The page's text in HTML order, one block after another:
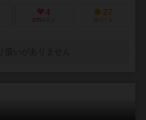
4
お気に入り
27
持ってる